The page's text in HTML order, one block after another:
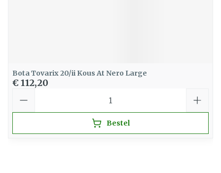
Bota Tovarix 20/ii Kous At Nero Large
€ 112,20
Bestel